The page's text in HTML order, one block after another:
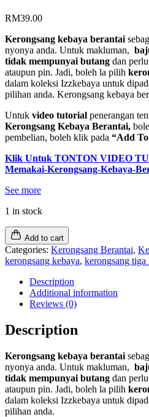
RM39.00
Kerongsang kebaya berantai
nyonya anda. Untuk makluman,
tidak mempunyai butang dan
ataupun pin. Jadi, boleh la pilih
dalam koleksi Izzkebaya untuk
pilihan anda. Kerongsang kebaya
Untuk video tutorial penerangan
Kerongsang Kebaya Berantai,
pembelian, boleh klik pada “Add
Klik Untuk TONTON VIDEO
Memakai-Kerongsang-Kebaya-
See more
1 in stock
Add to cart
Categories: Kerongsang Berantai,
kerongsang kebaya, kerongsang tiga
Description
Additional information
Reviews (0)
Description
Kerongsang kebaya berantai
nyonya anda. Untuk makluman,
tidak mempunyai butang dan
ataupun pin. Jadi, boleh la pilih
dalam koleksi Izzkebaya untuk
pilihan anda.